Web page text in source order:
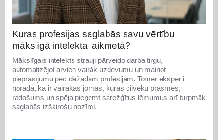
Kuras profesijas saglabās savu vērtību
mākslīgā intelekta laikmetā?
Mākslīgais intelekts strauji pārveido darba tirgu,
automatizējot arvien vairāk uzdevumu un mainot
pieprasījumu pēc dažādām profesijām. Tomēr eksperti
norāda, ka ir vairākas jomas, kurās cilvēku prasmes,
radošums un spēja pieņemt sarežģītus lēmumus arī turpmāk
saglabās izšķirošu nozīmi.